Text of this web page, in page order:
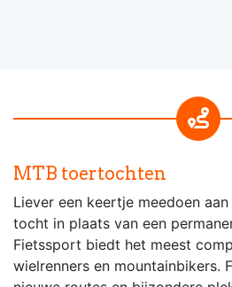
MTB toertochten
Liever een keertje meedoen
tocht in plaats van een
Fietssport biedt het meest
wielrenners en mountainbikers.